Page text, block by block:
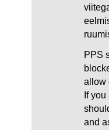
PPS
allow
If you
and